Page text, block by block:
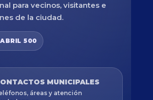
para vecinos, visitantes e
de la ciudad.
500
MUNICIPALES
áreas y atención